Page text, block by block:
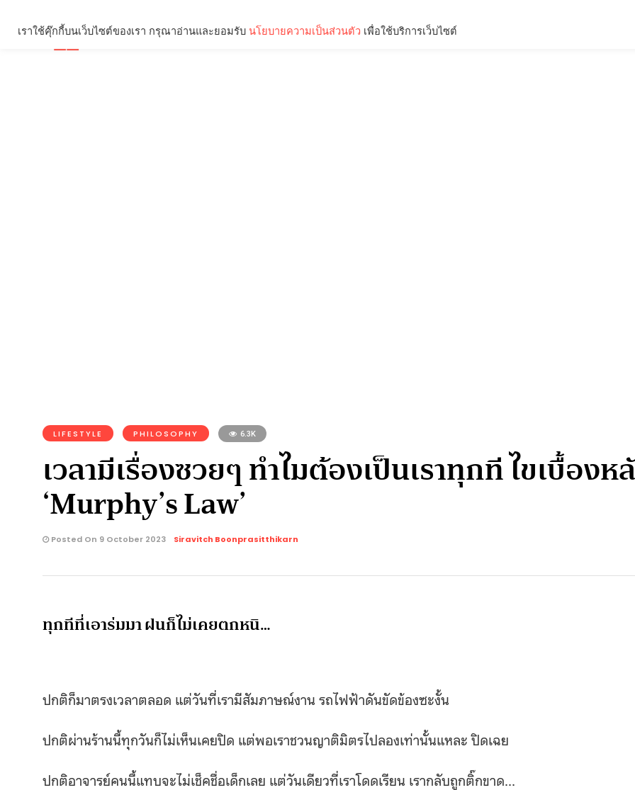
LIFESTYLE PHILOSOPHY 6.3K
เวลามีเรื่องซวยๆ ทำไมต้องเป็นเราทุกที ไขเบื้อง
‘Murphy’s Law’
Posted On 9 October 2023 Siravitch Boonprasitthikarn
ทุกทีที่เอาร่มมา ฝนก็ไม่เคยตกหนิ…
ปกติก็มาตรงเวลาตลอด แต่วันที่เรามีสัมภาษณ์งาน รถไฟฟ้าดันขัดข้องซะงั้น
ปกติผ่านร้านนี้ทุกวันก็ไม่เห็นเคยปิด แต่พอเราชวนญาติมิตรไปลองเท่านั้นแหละ ปิดเฉย
ปกติอาจารย์คนนี้แทบจะไม่เช็คชื่อเด็กเลย แต่วันเดียวที่เราโดดเรียน เรากลับถูกติ๊กขาด…
เราใช้คุ๊กกี้บนเว็บไซต์ของเรา กรุณาอ่านและยอมรับ นโยบายความเป็นส่วนตัว เพื่อใช้บริการเว็บไซต์